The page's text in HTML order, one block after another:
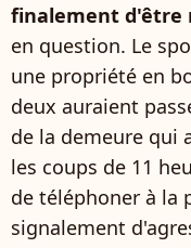
finalement d'être
en question. Le
une propriété en
deux auraient
de la demeure qui
les coups de 11
de téléphoner à la
signalement